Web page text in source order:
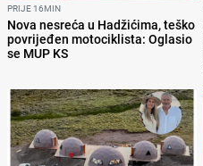
PRIJE 16MIN
Nova nesreća u Hadžićima, teško
povrijeđen motociklista: Oglasio
se MUP KS